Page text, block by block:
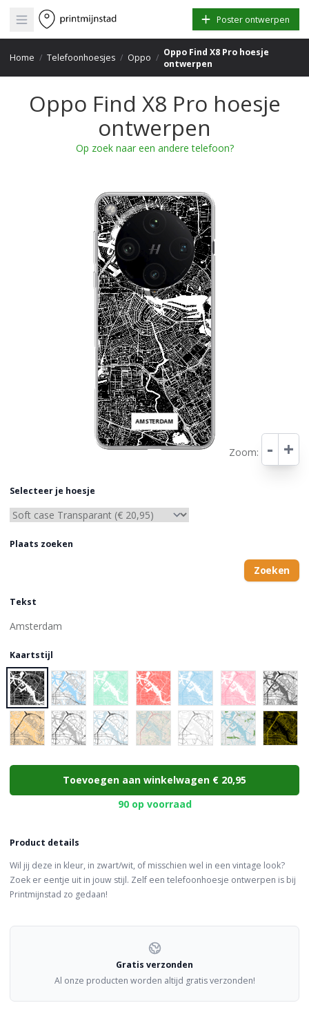
Open main menu Poster ontwerpen
Home / Telefoonhoesjes / Oppo / Oppo Find X8 Pro hoesje
ontwerpen
Oppo Find X8 Pro hoesje
ontwerpen
Op zoek naar een andere telefoon?
AMSTERDAM
Zoom: - +
Selecteer je hoesje
Plaats zoeken
Zoeken
Tekst
Kaartstijl
Choose a color
Toevoegen aan winkelwagen € 20,95
90 op voorraad
Product details
Wil jij deze in kleur, in zwart/wit, of misschien wel in een vintage look?
Zoek er eentje uit in jouw stijl. Zelf een telefoonhoesje ontwerpen is bij
Printmijnstad zo gedaan!
Gratis verzonden
Al onze producten worden altijd gratis verzonden!